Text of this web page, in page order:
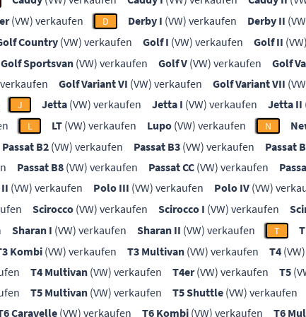
(VW) verkaufen D Derby I (VW) verkaufen Derby II
Country(VW) verkaufen Golf I (VW) verkaufen Golf II
Golf Sportsvan (VW) verkaufen Golf V (VW) verkaufen
Golf
Golf Variant VI (VW) verkaufen Golf Variant VII
J Jetta (VW) verkaufen Jetta I (VW) verkaufen Jetta II
L LT (VW) verkaufen Lupo (VW) verkaufen N
Passat B2 (VW) verkaufen Passat B3 (VW) verkaufen
Passat
Passat B8 (VW) verkaufen Passat CC (VW) verkaufen
(VW) verkaufen Polo III (VW) verkaufen Polo IV (VW)
Scirocco (VW) verkaufen Scirocco I (VW) verkaufen
Sharan I (VW) verkaufen Sharan II (VW) verkaufen T
Kombi (VW) verkaufen T3 Multivan (VW) verkaufen T4
T4 Multivan (VW) verkaufen T4er(VW) verkaufen T5
T5 Multivan (VW) verkaufen T5 Shuttle (VW) verkaufen
Caravelle(VW) verkaufen T6 Kombi (VW) verkaufen T6